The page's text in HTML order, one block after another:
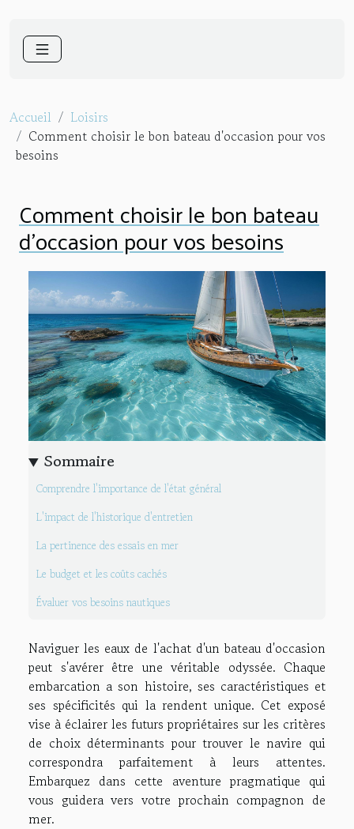
Accueil
Loisirs
Comment choisir le bon bateau d'occasion pour vos
besoins
Comment choisir le bon bateau
d'occasion pour vos besoins
Sommaire
Comprendre l'importance de l'état général
L'impact de l'historique d'entretien
La pertinence des essais en mer
Le budget et les coûts cachés
Évaluer vos besoins nautiques
Naviguer les eaux de l'achat d'un bateau d'occasion
peut s'avérer être une véritable odyssée. Chaque
embarcation a son histoire, ses caractéristiques et
ses spécificités qui la rendent unique. Cet exposé
vise à éclairer les futurs propriétaires sur les critères
de choix déterminants pour trouver le navire qui
correspondra parfaitement à leurs attentes.
Embarquez dans cette aventure pragmatique qui
vous guidera vers votre prochain compagnon de
mer.